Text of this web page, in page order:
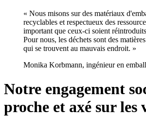
« Nous misons sur des matériaux
recyclables et respectueux des
important que ceux-ci soient
Pour nous, les déchets sont des
qui se trouvent au mauvais endroit. »
Monika Korbmann, ingénieur en
Notre engagement
proche et axé sur les